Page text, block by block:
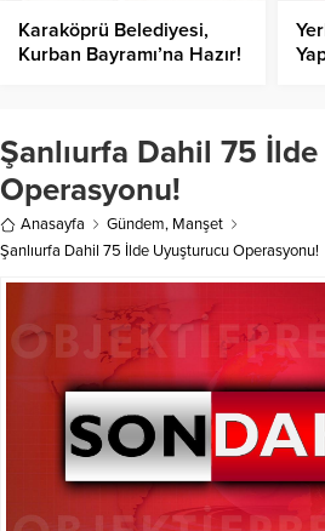
Karaköprü Belediyesi,
Kurban Bayramı’na Hazır!
Şanlıurfa Dahil 75
Operasyonu!
Anasayfa Gündem, Manşet
Şanlıurfa Dahil 75 İlde Uyuşturucu Operasyonu!